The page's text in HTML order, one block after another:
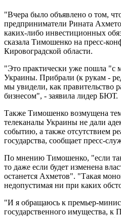
"Вчера было объявлено о том,
предприниматели Рината
каких-либо инвестиционных
сказала Тимошенко на пресс-
Кировоградской области.
"Это практически уже пошла "с
Украины. Прибрали (к рукам -
мы увидели, как правительство
бизнесом", - заявила лидер БЮТ.
Также Тимошенко возмущена
телеканалы Украины не дали
событию, а также отсутствием
государства, сообщает пресс-
По мнению Тимошенко, "если
то даже если будет изменена
останется Ахметов". "Такая
недопустимая ни при каких
"И я обращаюсь к премьер-
государственного имущества, к